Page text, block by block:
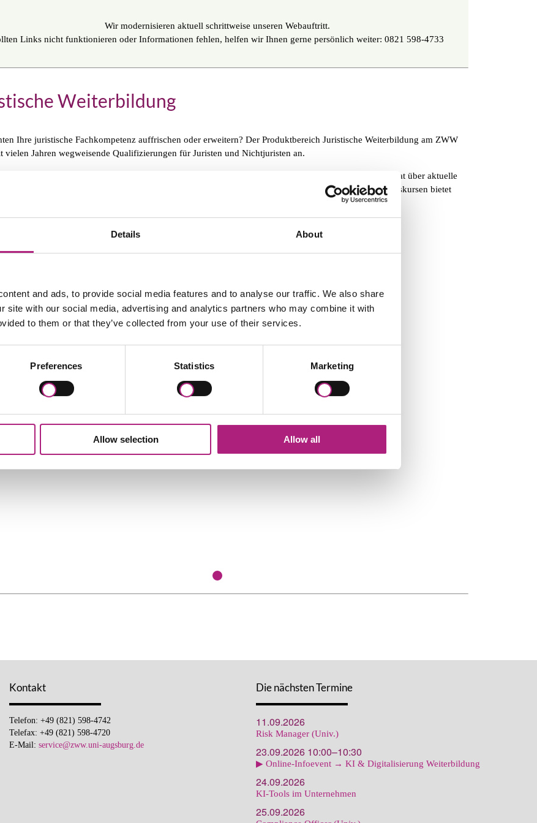
Details About
and ads, to provide social media features and to analyse our traffic. We also share
site with our social media, advertising and analytics partners who may combine it with
to them or that they’ve collected from your use of their services.
Preferences Statistics Marketing
Allow selection Allow all
Wir modernisieren aktuell schrittweise unseren Webauftritt.
Links nicht funktionieren oder Informationen fehlen, helfen wir Ihnen gerne persönlich weiter: 0821 598-4733
Weiterbildung
Ihre juristische Fachkompetenz auffrischen oder erweitern? Der Produktbereich Juristische Weiterbildung am ZWW
vielen Jahren wegweisende Qualifizierungen für Juristen und Nichtjuristen an.
ob Sie Rechtsanwalt, Inhouse Counsel oder Berater sind oder sich als HR-Mitarbeiter oder Betriebsrat über aktuelle
Themen informieren wollen, das umfassende Programm an juristischen Einzelseminaren und Zertifikatskursen bietet
im Bereich Leadership
Insgesamt kann ich behaupten, dass mich die Ausbildungen am ZWW maximal
nach vorne katapultiert haben. […] Die universitäre Anbindung ist ein tolles
die Dozenten herausragend und der Preis mehr als fair. Von meiner Seite
eine volle 5 Sterne Wertung!“
Kontakt
Telefon: +49 (821) 598-4742
Telefax: +49 (821) 598-4720
E-Mail: service@zww.uni-augsburg.de
Die nächsten Termine
11.09.2026
Risk Manager (Univ.)
23.09.2026 10:00–10:30
▶ Online-Infoevent → KI & Digitalisierung Weiterbildung
24.09.2026
KI-Tools im Unternehmen
25.09.2026